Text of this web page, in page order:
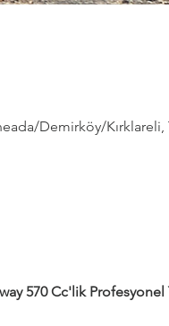
Demirköy/Kırklareli,
570 Cc'lik